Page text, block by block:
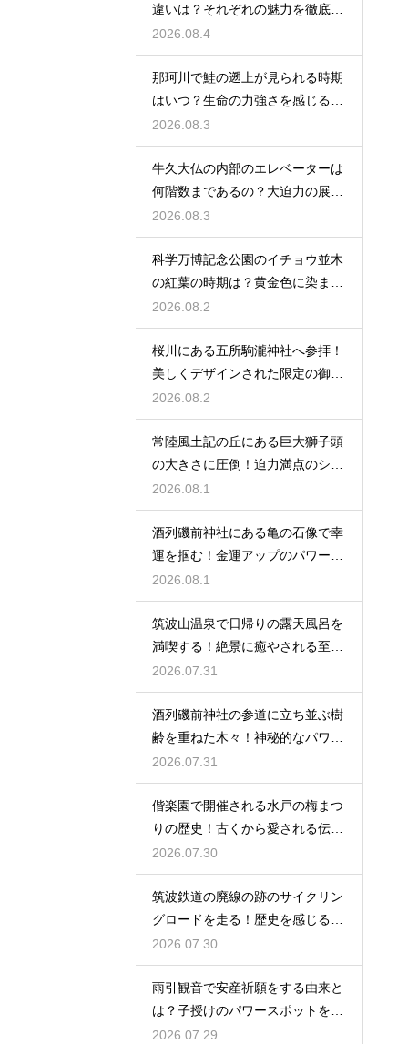
違いは？それぞれの魅力を徹底解
説する
2026.08.4
那珂川で鮭の遡上が見られる時期
はいつ？生命の力強さを感じる秋
の風物詩
2026.08.3
牛久大仏の内部のエレベーターは
何階数まであるの？大迫力の展望
を満喫
2026.08.3
科学万博記念公園のイチョウ並木
の紅葉の時期は？黄金色に染まる
秋の絶景
2026.08.2
桜川にある五所駒瀧神社へ参拝！
美しくデザインされた限定の御朱
印の魅力
2026.08.2
常陸風土記の丘にある巨大獅子頭
の大きさに圧倒！迫力満点のシン
ボル
2026.08.1
酒列磯前神社にある亀の石像で幸
運を掴む！金運アップのパワース
ポット
2026.08.1
筑波山温泉で日帰りの露天風呂を
満喫する！絶景に癒やされる至福
の時間
2026.07.31
酒列磯前神社の参道に立ち並ぶ樹
齢を重ねた木々！神秘的なパワー
を満喫
2026.07.31
偕楽園で開催される水戸の梅まつ
りの歴史！古くから愛される伝統
の由来
2026.07.30
筑波鉄道の廃線の跡のサイクリン
グロードを走る！歴史を感じる自
転車の旅
2026.07.30
雨引観音で安産祈願をする由来と
は？子授けのパワースポットを徹
底解説
2026.07.29